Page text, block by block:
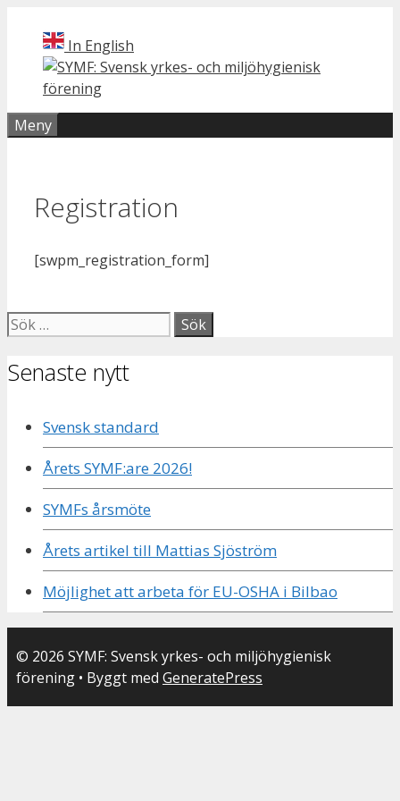
innehåll
In English
Meny
Registration
[swpm_registration_form]
Sök
Senaste nytt
Svensk standard
Årets SYMF:are 2026!
SYMFs årsmöte
Årets artikel till Mattias Sjöström
Möjlighet att arbeta för EU-OSHA i Bilbao
© 2026 SYMF: Svensk yrkes- och miljöhygienisk
förening • Byggt med GeneratePress